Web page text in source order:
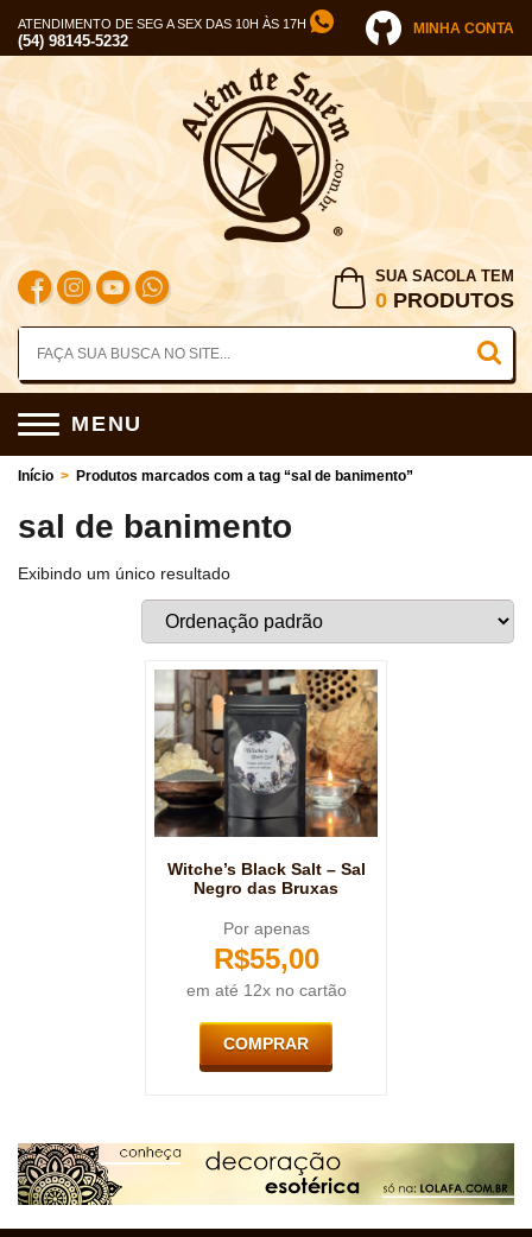
ATENDIMENTO DE SEG A SEX DAS 10H ÀS 17H
(54) 98145-5232
MINHA CONTA
SUA SACOLA TEM
0 PRODUTOS
MENU
Início > Produtos marcados com a tag “sal de banimento”
sal de banimento
Exibindo um único resultado
Witche’s Black Salt – Sal
Negro das Bruxas
Por apenas
R$55,00
em até 12x no cartão
COMPRAR